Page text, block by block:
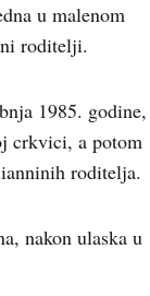
u malenom
roditelji.
1985. godine,
crkvici, a potom
roditelja.
nakon ulaska u